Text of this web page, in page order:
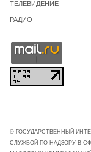
ТЕЛЕВИДЕНИЕ
РАДИО
© ГОСУДАРСТВЕННЫЙ
СЛУЖБОЙ ПО НАДЗОРУ В